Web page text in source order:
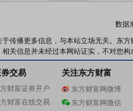
数据
传播更多信息，与本站立场无关。东
关信息并未经过本网站证实，不对您
交易
财富证券开户
财富在线交易
关注东方财富
东方财富网微博
东方财富网微信